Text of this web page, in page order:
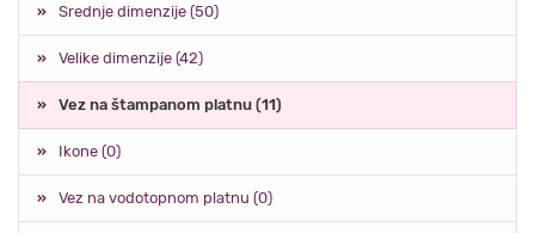
Srednje dimenzije (50)
Velike dimenzije (42)
Vez na štampanom platnu (11)
Ikone (0)
Vez na vodotopnom platnu (0)